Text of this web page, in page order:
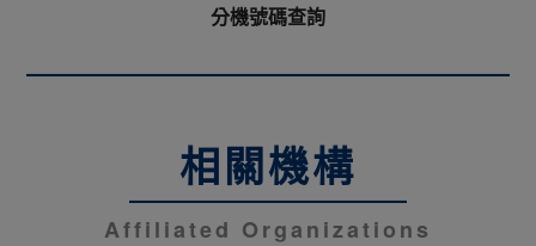
分機號碼查詢
相關機構
Affiliated Organizations